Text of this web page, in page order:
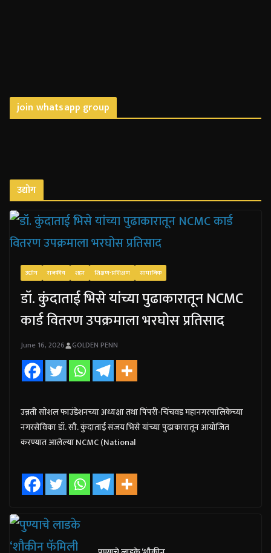
join whatsapp group
उद्योग
उद्योग राजकीय शहर शिक्षण-प्रशिक्षण सामाजिक
डॉ. कुंदाताई भिसे यांच्या पुढाकारातून NCMC
कार्ड वितरण उपक्रमाला भरघोस प्रतिसाद
June 16, 2026 GOLDEN PENN
उन्नती सोशल फाउंडेशनच्या अध्यक्षा तथा पिंपरी-चिंचवड महानगरपालिकेच्या
नगरसेविका डॉ. सौ. कुंदाताई संजय भिसे यांच्या पुढाकारातून आयोजित
करण्यात आलेल्या NCMC (National